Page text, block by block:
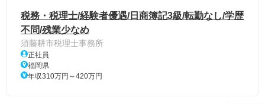
税務・税理士/経験者優遇/日商簿記3級/転勤なし/学歴
不問/残業少なめ
須藤耕市税理士事務所
正社員
福岡県
年収310万円～420万円